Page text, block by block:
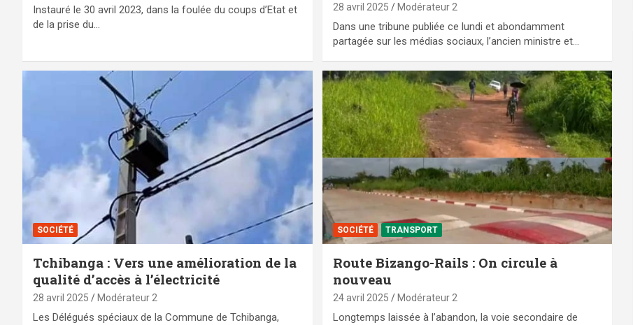
Instauré le 30 avril 2023, dans la foulée du coups d’Etat et
de la prise du…
28 avril 2025 Modérateur 2
Dans une tribune publiée ce lundi et abondamment
partagée sur les médias sociaux, l’ancien ministre et…
SOCIÉTÉ
Tchibanga : Vers une amélioration de la
qualité d’accès à l’électricité
28 avril 2025 Modérateur 2
Les Délégués spéciaux de la Commune de Tchibanga,
SOCIÉTÉ TRANSPORT
Route Bizango-Rails : On circule à
nouveau
24 avril 2025 Modérateur 2
Longtemps laissée à l’abandon, la voie secondaire de